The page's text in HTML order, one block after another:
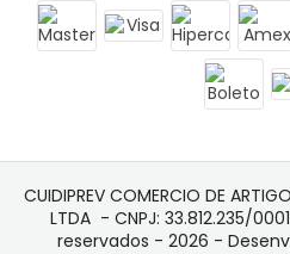
CUIDIPREV COMERCIO DE
LTDA  - CNPJ: 33.812.235/
reservados - 2026 -